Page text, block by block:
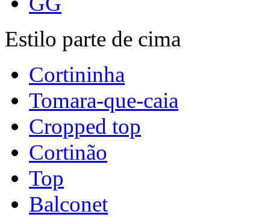
Estilo parte de cima
Cortininha
Tomara-que-caia
Cropped top
Cortinão
Top
Balconet